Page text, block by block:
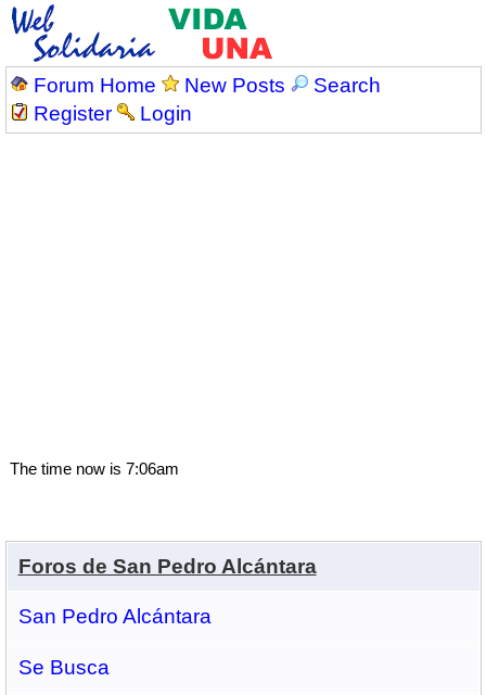
Forum Home New Posts
Search
Register
Login
The time now is 7:06am
Foros de San Pedro Alcántara
San Pedro Alcántara
Se Busca